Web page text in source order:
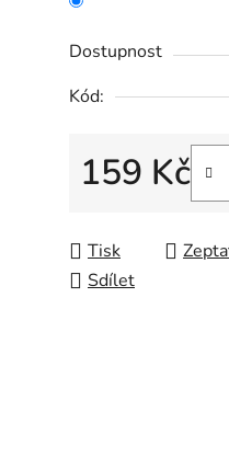
Dostupnost
Kód:
159 Kč
Tisk
Sdílet